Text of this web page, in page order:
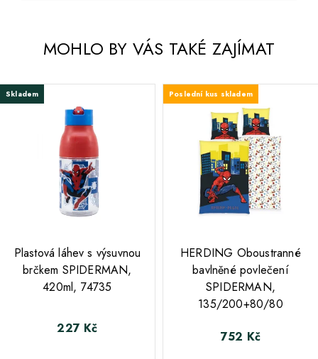
MOHLO BY VÁS TAKÉ ZAJÍMAT
Skladem
Plastová láhev s výsuvnou
brčkem SPIDERMAN,
420ml, 74735
Cena
227 Kč
Poslední kus skladem
HERDING Oboustranné
bavlněné povlečení
SPIDERMAN,
135/200+80/80
Cena
752 Kč